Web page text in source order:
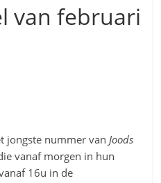
van februari
jongste nummer van Joods
vanaf morgen in hun
16u in de